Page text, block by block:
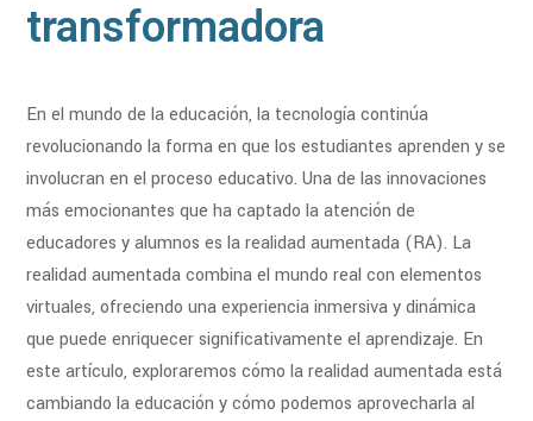
transformadora
En el mundo de la educación, la tecnología continúa
revolucionando la forma en que los estudiantes aprenden y se
involucran en el proceso educativo. Una de las innovaciones
más emocionantes que ha captado la atención de
educadores y alumnos es la realidad aumentada (RA). La
realidad aumentada combina el mundo real con elementos
virtuales, ofreciendo una experiencia inmersiva y dinámica
que puede enriquecer significativamente el aprendizaje. En
este artículo, exploraremos cómo la realidad aumentada está
cambiando la educación y cómo podemos aprovecharla al